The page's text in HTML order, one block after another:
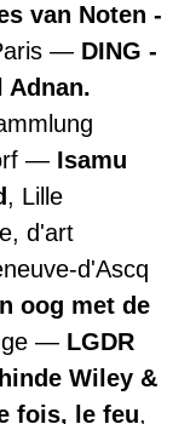
van Noten -
DING -
Adnan.
Isamu
, Lille
d'art
d'Ascq
oog met de
LGDR
Wiley &
fois, le feu,